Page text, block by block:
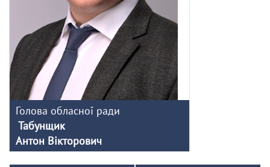
Голова обласної ради
Табунщик
Антон Вікторович